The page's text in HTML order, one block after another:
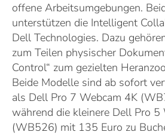
offene Arbeitsumgebungen.
unterstützen die Intelligent
Dell Technologies. Dazu
zum Teilen physischer
Control“ zum gezielten
Beide Modelle sind ab sofort
als Dell Pro 7 Webcam 4K
während die kleinere Dell Pro 5
(WB526) mit 135 Euro zu